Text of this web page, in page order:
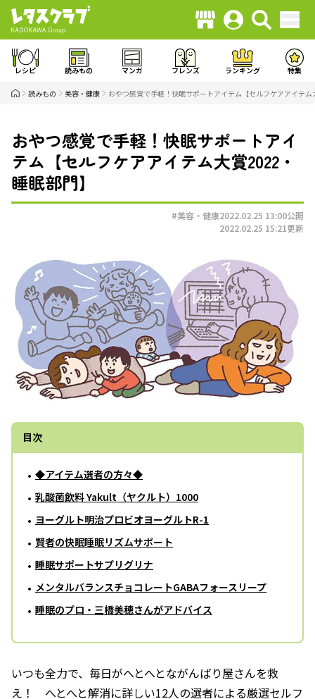
レシピ 読みもの マンガ フレンズ ランキング 特集
読みもの 美容・健康 おやつ感覚で手軽！快眠サポートアイテム【セルフケアアイテ
おやつ感覚で手軽！快眠サポートアイ
テム【セルフケアアイテム大賞2022・
睡眠部門】
#美容・健康2022.02.25 13:00公開
2022.02.25 15:21更新
目次
◆アイテム選者の方々◆
乳酸菌飲料 Yakult（ヤクルト）1000
ヨーグルト明治プロビオヨーグルトR-1
賢者の快眠睡眠リズムサポート
睡眠サポートサプリグリナ
メンタルバランスチョコレートGABAフォースリープ
睡眠のプロ・三橋美穂さんがアドバイス
いつも全力で、毎日がへとへとながんばり屋さんを救
え！ へとへと解消に詳しい12人の選者による厳選セルフ